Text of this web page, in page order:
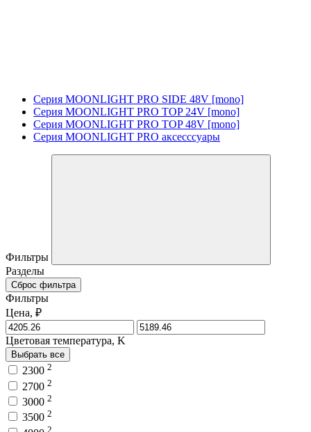
Серия MOONLIGHT PRO SIDE 48V [mono]
Серия MOONLIGHT PRO TOP 24V [mono]
Серия MOONLIGHT PRO TOP 48V [mono]
Серия MOONLIGHT PRO аксесссуары
Фильтры
Разделы
Сброс фильтра
Фильтры
Цена, ₽
Цветовая температура, K
Выбрать все
2300 2
2700 2
3000 2
3500 2
2